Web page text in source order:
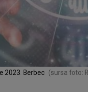
2023. Berbec (sursa foto: